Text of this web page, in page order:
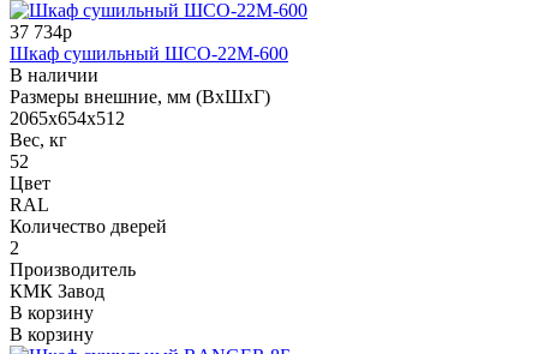
37 734р
Шкаф сушильный ШСО-22М-600
В наличии
Размеры внешние, мм (ВхШхГ)
2065х654х512
Вес, кг
52
Цвет
RAL
Количество дверей
2
Производитель
КМК Завод
В корзину
В корзину